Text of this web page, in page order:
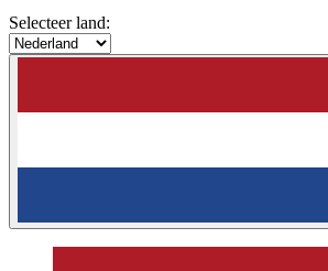
Selecteer land: